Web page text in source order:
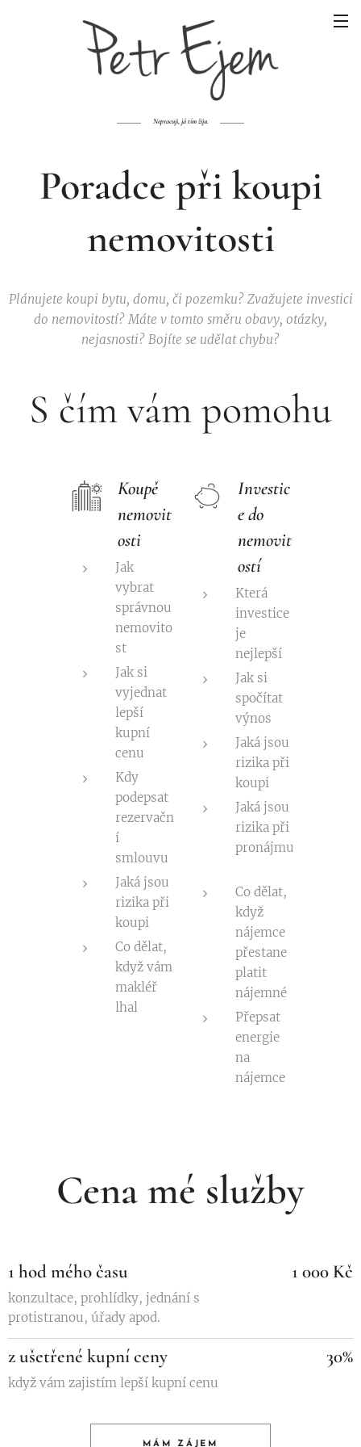
Nepracuji, já tím žiju.
Poradce při koupi
nemovitosti
Plánujete koupi bytu, domu, či pozemku? Zvažujete investici
do nemovitostí? Máte v tomto směru obavy, otázky,
nejasnosti? Bojíte se udělat chybu?
S čím vám pomohu
Koupě
nemovit
osti
Jak
vybrat
správnou
nemovito
st
Jak si
vyjednat
lepší
kupní
cenu
Kdy
podepsat
rezervačn
í
smlouvu
Jaká jsou
rizika při
koupi
Co dělat,
když vám
makléř
lhal
Investic
e do
nemovit
ostí
Která
investice
je
nejlepší
Jak si
spočítat
výnos
Jaká jsou
rizika při
koupi
Jaká jsou
rizika při
pronájmu
Co dělat,
když
nájemce
přestane
platit
nájemné
Přepsat
energie
na
nájemce
Cena mé služby
1 hod mého času
konzultace, prohlídky, jednání s
protistranou, úřady apod.
1 000 Kč
z ušetřené kupní ceny
když vám zajistím lepší kupní cenu
30%
MÁM ZÁJEM